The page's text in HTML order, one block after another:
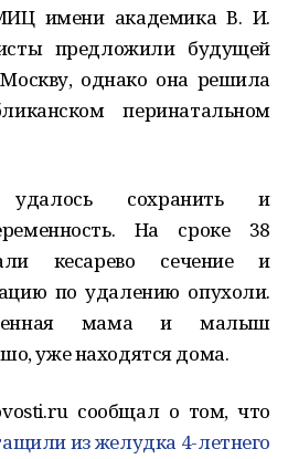
имени академика В. И.
предложили будущей
однако она решила
перинатальном
сохранить и
На сроке 38
кесарево сечение и
по удалению опухоли.
мама и малыш
уже находятся дома.
сообщал о том, что
из желудка 4-летнего